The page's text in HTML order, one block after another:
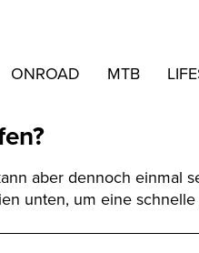
ONROAD MTB
aber dennoch einmal
unten, um eine